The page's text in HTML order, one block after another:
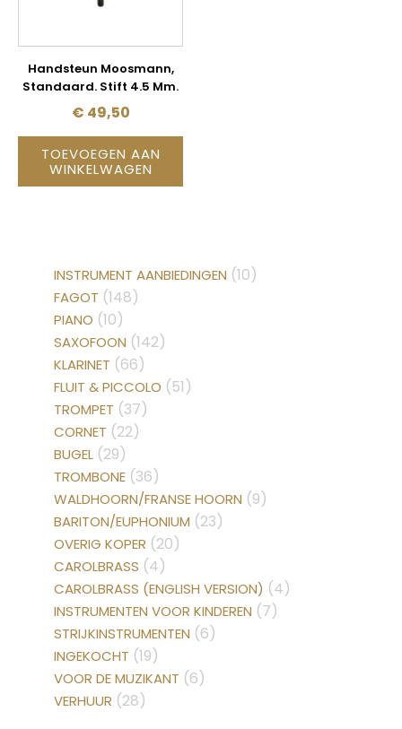
INSTRUMENT AANBIEDINGEN (10)
FAGOT (148)
PIANO (10)
SAXOFOON (142)
KLARINET (66)
FLUIT & PICCOLO (51)
TROMPET (37)
CORNET (22)
BUGEL (29)
TROMBONE (36)
WALDHOORN/FRANSE HOORN (9)
BARITON/EUPHONIUM (23)
OVERIG KOPER (20)
CAROLBRASS (4)
CAROLBRASS (ENGLISH VERSION) (4)
INSTRUMENTEN VOOR KINDEREN (7)
STRIJKINSTRUMENTEN (6)
INGEKOCHT (19)
VOOR DE MUZIKANT (6)
VERHUUR (28)
Handsteun Moosmann,
Standaard. Stift 4.5 Mm.
€ 49,50
TOEVOEGEN AAN
WINKELWAGEN